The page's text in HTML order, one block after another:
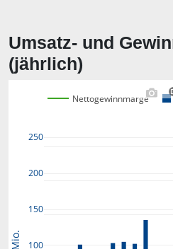
Umsatz- und
(jährlich)
100
150
200
250
Nettogewinnmarge
Mio.